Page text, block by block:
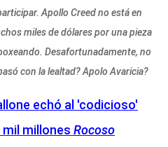
Apollo Creed no está en
miles de dólares por una pieza
Desafortunadamente, no
con la lealtad? Apolo Avaricia?
echó al 'codicioso'
mil millones Rocoso